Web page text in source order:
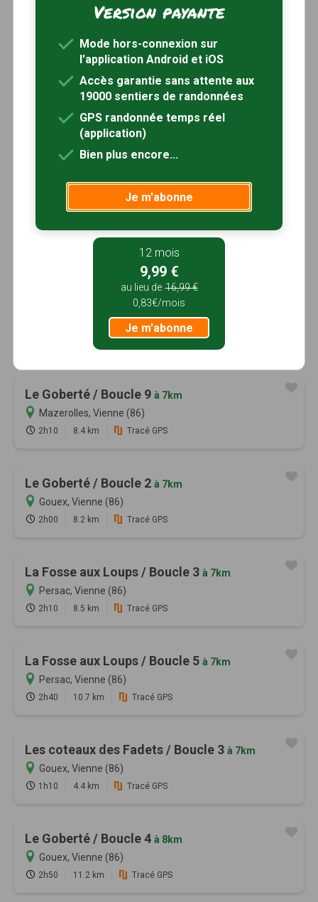
15 km Tracé GPS
Le Goberté / Boucle 9 à 7km
Mazerolles, Vienne (86)
2h10 8.4 km Tracé GPS
Le Goberté / Boucle 2 à 7km
Gouex, Vienne (86)
2h00 8.2 km Tracé GPS
La Fosse aux Loups / Boucle 3 à 7km
Persac, Vienne (86)
2h10 8.5 km Tracé GPS
La Fosse aux Loups / Boucle 5 à 7km
Persac, Vienne (86)
2h40 10.7 km Tracé GPS
Les coteaux des Fadets / Boucle 3 à 7km
Gouex, Vienne (86)
1h10 4.4 km Tracé GPS
Le Goberté / Boucle 4 à 8km
Gouex, Vienne (86)
2h50 11.2 km Tracé GPS
Version payante
Mode hors-connexion sur
l'application Android et iOS
Accès garantie sans attente aux
19000 sentiers de randonnées
GPS randonnée temps réel
(application)
Bien plus encore...
Je m'abonne
12 mois
9,99 €
au lieu de 16,99 €
0,83€/mois
Je m'abonne